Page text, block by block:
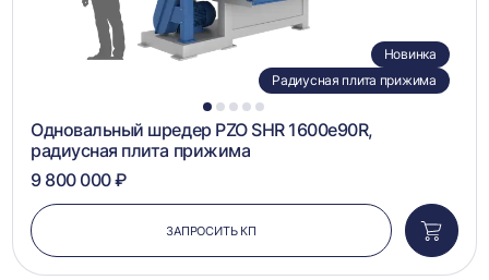
1 2 3 4 5
Новинка
Радиусная плита прижима
Одновальный шредер PZO SHR 1600e90R,
радиусная плита прижима
9 800 000 ₽
ЗАПРОСИТЬ КП
в